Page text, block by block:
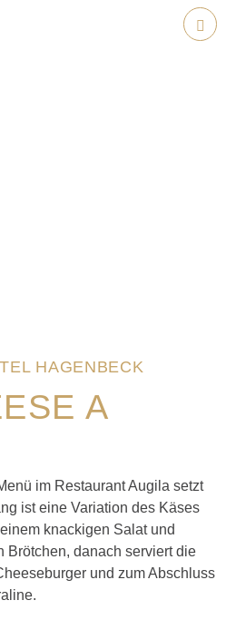
HAGENBECK
A
im Restaurant Augila setzt
ist eine Variation des Käses
knackigen Salat und
Brötchen, danach serviert die
und zum Abschluss